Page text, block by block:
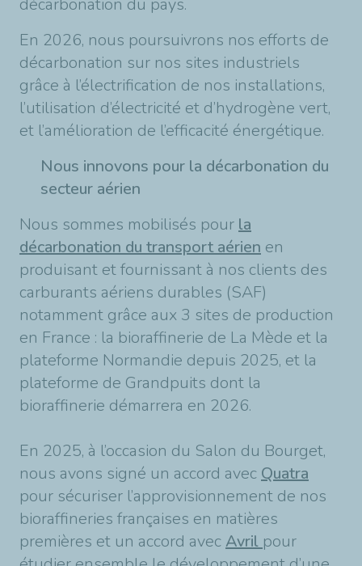
décarbonation du pays.
En 2026, nous poursuivrons nos efforts de
décarbonation sur nos sites industriels
grâce à l’électrification de nos installations,
l’utilisation d’électricité et d’hydrogène vert,
et l’amélioration de l’efficacité énergétique.
Nous innovons pour la décarbonation du
secteur aérien
Nous sommes mobilisés pour la
décarbonation du transport aérien en
produisant et fournissant à nos clients des
carburants aériens durables (SAF)
notamment grâce aux 3 sites de production
en France : la bioraffinerie de La Mède et la
plateforme Normandie depuis 2025, et la
plateforme de Grandpuits dont la
bioraffinerie démarrera en 2026.
En 2025, à l’occasion du Salon du Bourget,
nous avons signé un accord avec Quatra
pour sécuriser l’approvisionnement de nos
bioraffineries françaises en matières
premières et un accord avec Avril pour